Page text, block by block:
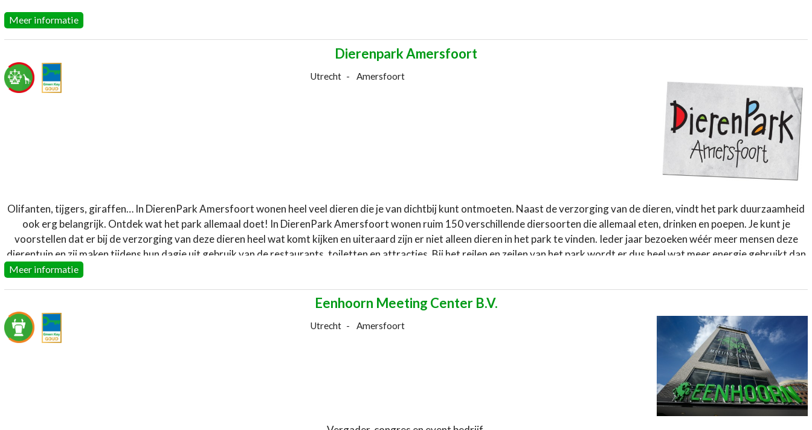
Meer informatie
Dierenpark Amersfoort
Utrecht Amersfoort
Olifanten, tijgers, giraffen… In DierenPark Amersfoort wonen heel veel dieren die je van dichtbij kunt ontmoeten. Naast de verzorging van de dieren, vindt het park duurzaamheid
ook erg belangrijk. Ontdek wat het park allemaal doet! In DierenPark Amersfoort wonen ruim 150 verschillende diersoorten die allemaal eten, drinken en poepen. Je kunt je
voorstellen dat er bij de verzorging van deze dieren heel wat komt kijken en uiteraard zijn er niet alleen dieren in het park te vinden. Ieder jaar bezoeken wéér meer mensen deze
dierentuin en zij maken tijdens hun dagje uit gebruik van de restaurants, toiletten en attracties. Bij het reilen en zeilen van het park wordt er dus heel wat meer energie gebruikt dan
Voorbeeldmaatregelen
Juist omdat er in een dierentuin veel energie nodig is, hebben aanpassingen groot effect op het energieverbruik. DierenPark Amersfoort is zich hiervan bewust en vindt het dan ook
erg belangrijk om alles zo duurzaam mogelijk te doen. Dit doet het park niet alleen omdat het goed is voor de directe omgeving, maar ook voor de leefgebieden van dieren in het
wild die door de bewoners worden vertegenwoordigd. Het dierenpark doet zowel zichtbaar als onzichtbaar aan duurzaamheid. Zo is alle verlichting verduurzaamd, spoelen de
toiletten en wastafels minder water per keer door en ook staat er een zonneboiler op Restaurant de Buitenplaats, zodat het water van de vaatwasser wordt voorverwarmd en
hiervoor dus minder energie nodig is. Uiteraard is al het hout en papier in het park voorzien van het FSC keurmerk. Met het aanschaffen van de plattegrond voor € 0,50 worden
bomen geplant in Ecuador. Bij vijftien verkochten plattegronden zorgt het park ervoor dat er een boom wordt geplant.
Meer informatie
Eenhoorn Meeting Center B.V.
Utrecht Amersfoort